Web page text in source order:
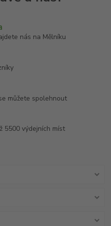
nás na Mělníku
můžete spolehnout
5500 výdejních míst